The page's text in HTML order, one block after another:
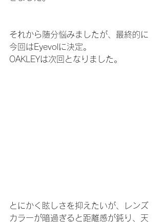
それから随分悩みましたが、最終的に
今回はEyevolに決定。
OAKLEYは次回となりました。
とにかく眩しさを抑えたいが、レンズ
カラーが暗過ぎると距離感が鈍り、天